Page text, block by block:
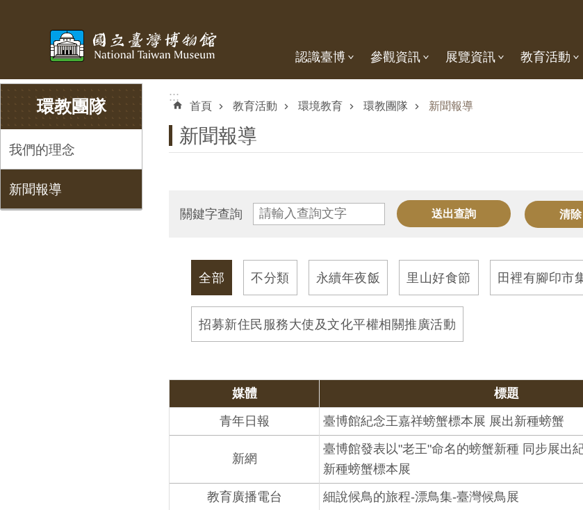
認識臺博 參觀資訊 展覽資訊 教育活動
環教團隊
我們的理念
新聞報導
:::
首頁 教育活動 環境教育 環教團隊 新聞報導
新聞報導
關鍵字查詢
全部 不分類 永續年夜飯 里山好食節 田裡有腳印市
招募新住民服務大使及文化平權相關推廣活動
媒體 標題
青年日報
臺博館紀念王嘉祥螃蟹標本展 展出新種螃蟹
新網
臺博館發表以"老王"命名的螃蟹新種 同步展出
新種螃蟹標本展
教育廣播電台 細說候鳥的旅程-漂鳥集-臺灣候鳥展